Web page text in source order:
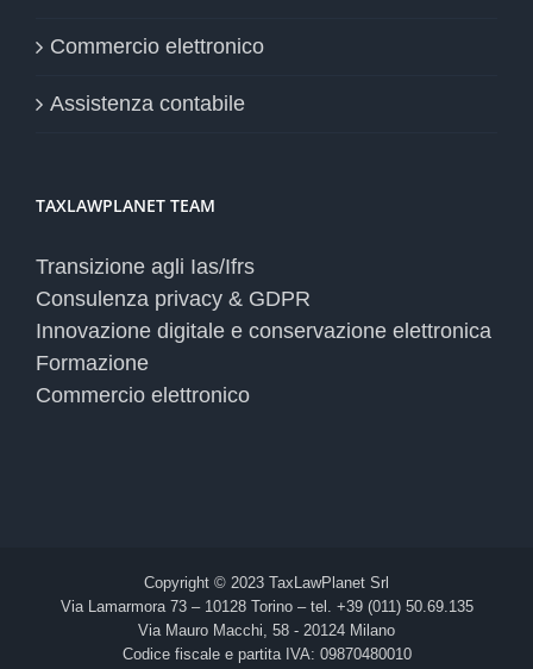
Commercio elettronico
Assistenza contabile
TAXLAWPLANET TEAM
Transizione agli Ias/Ifrs
Consulenza privacy & GDPR
Innovazione digitale e conservazione elettronica
Formazione
Commercio elettronico
Copyright © 2023 TaxLawPlanet Srl
Via Lamarmora 73 – 10128 Torino – tel. +39 (011) 50.69.135
Via Mauro Macchi, 58 - 20124 Milano
Codice fiscale e partita IVA: 09870480010